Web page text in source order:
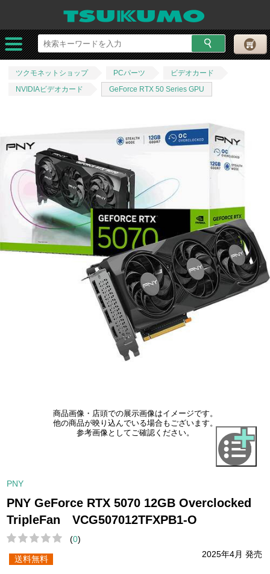
ツクモネットショップ PCパーツ
ビデオカード
NVIDIAビデオカード
GeForce RTX 50 Series GPU
商品画像・店頭での展示画像はイメージです。
他の商品が映り込んでいる場合もございます。
参考画像としてご確認ください。
PNY
PNY GeForce RTX 5070 12GB Overclocked
TripleFan VCG507012TFXPB1-O
(0)
2025年4月 発売
送料無料